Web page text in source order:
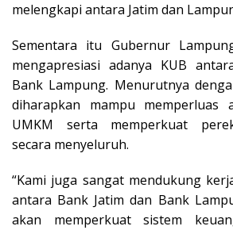
melengkapi antara Jatim dan
Sementara itu Gubernur
mengapresiasi adanya KUB
Bank Lampung. Menurutnya
diharapkan mampu memperluas
UMKM serta memperkuat
secara menyeluruh.
“Kami juga sangat mendukung
antara Bank Jatim dan Bank
akan memperkuat sistem